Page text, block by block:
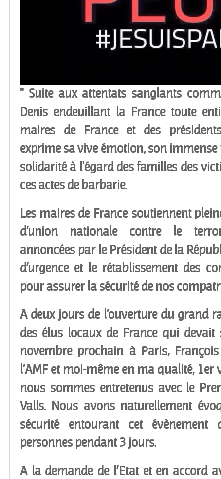
" Suite aux attentats sanglants
Denis endeuillant la France toute
maires de France et des
exprime sa vive émotion, son immense
solidarité à l'égard des familles des
ces actes de barbarie.
Les maires de France soutiennent
d’union nationale contre le
annoncées par le Président de la
d’urgence et le rétablissement des
pour assurer la sécurité de nos
A deux jours de l’ouverture du grand
des élus locaux de France qui
novembre prochain à Paris,
l’AMF et moi-même en ma qualité, 1er
nous sommes entretenus avec le
Valls. Nous avons naturellement
sécurité entourant cet évènement
personnes pendant 3 jours.
A la demande de l’Etat et en accord